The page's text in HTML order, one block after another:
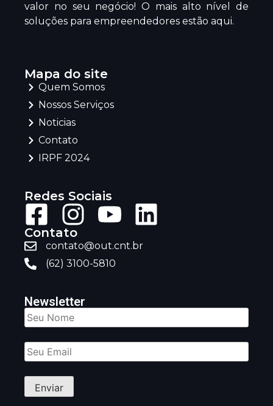
valor no seu negócio! O mais alto nível de
soluções para empreendedores estão aqui.
Mapa do site
Quem Somos
Nossos Serviços
Noticias
Contato
IRPF 2024
Redes Sociais
Contato
contato@out.cnt.br
(62) 3100-5810
Newsletter